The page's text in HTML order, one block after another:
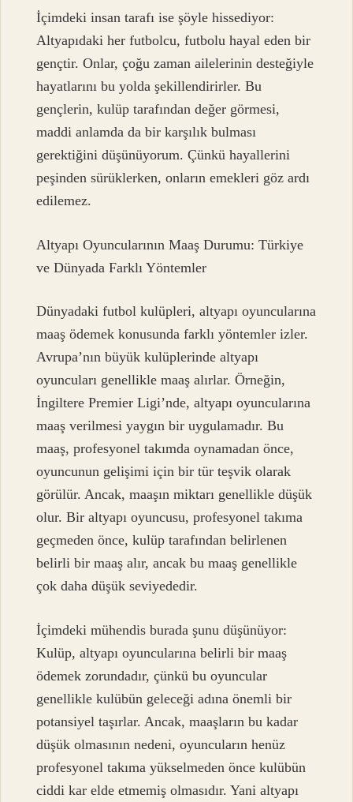
İçimdeki insan tarafı ise şöyle hissediyor:
Altyapıdaki her futbolcu, futbolu hayal eden bir
gençtir. Onlar, çoğu zaman ailelerinin desteğiyle
hayatlarını bu yolda şekillendirirler. Bu
gençlerin, kulüp tarafından değer görmesi,
maddi anlamda da bir karşılık bulması
gerektiğini düşünüyorum. Çünkü hayallerini
peşinden sürüklerken, onların emekleri göz ardı
edilemez.
Altyapı Oyuncularının Maaş Durumu: Türkiye
ve Dünyada Farklı Yöntemler
Dünyadaki futbol kulüpleri, altyapı oyuncularına
maaş ödemek konusunda farklı yöntemler izler.
Avrupa’nın büyük kulüplerinde altyapı
oyuncuları genellikle maaş alırlar. Örneğin,
İngiltere Premier Ligi’nde, altyapı oyuncularına
maaş verilmesi yaygın bir uygulamadır. Bu
maaş, profesyonel takımda oynamadan önce,
oyuncunun gelişimi için bir tür teşvik olarak
görülür. Ancak, maaşın miktarı genellikle düşük
olur. Bir altyapı oyuncusu, profesyonel takıma
geçmeden önce, kulüp tarafından belirlenen
belirli bir maaş alır, ancak bu maaş genellikle
çok daha düşük seviyededir.
İçimdeki mühendis burada şunu düşünüyor:
Kulüp, altyapı oyuncularına belirli bir maaş
ödemek zorundadır, çünkü bu oyuncular
genellikle kulübün geleceği adına önemli bir
potansiyel taşırlar. Ancak, maaşların bu kadar
düşük olmasının nedeni, oyuncuların henüz
profesyonel takıma yükselmeden önce kulübün
ciddi kar elde etmemiş olmasıdır. Yani altyapı